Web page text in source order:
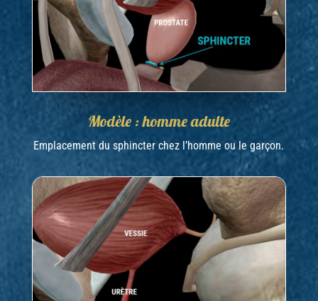
Modèle : homme adulte
Emplacement du sphincter chez l’homme ou le garçon.